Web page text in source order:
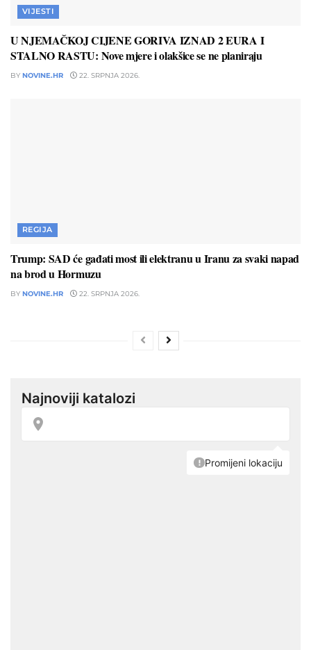
VIJESTI
U NJEMAČKOJ CIJENE GORIVA IZNAD 2 EURA I
STALNO RASTU: Nove mjere i olakšice se ne planiraju
BY NOVINE.HR 22. SRPNJA 2026.
REGIJA
Trump: SAD će gađati most ili elektranu u Iranu za svaki napad
na brod u Hormuzu
BY NOVINE.HR 22. SRPNJA 2026.